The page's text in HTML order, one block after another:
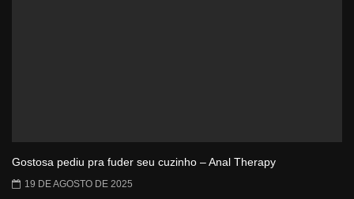
Gostosa pediu pra fuder seu cuzinho – Anal Therapy
19 DE AGOSTO DE 2025